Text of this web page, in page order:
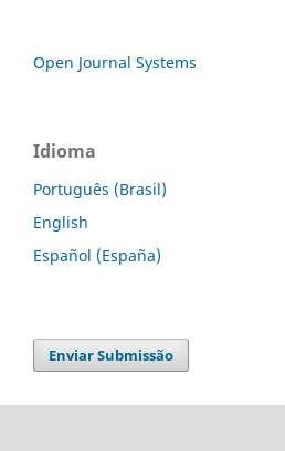
Open Journal Systems
Idioma
Português (Brasil)
English
Español (España)
Enviar Submissão